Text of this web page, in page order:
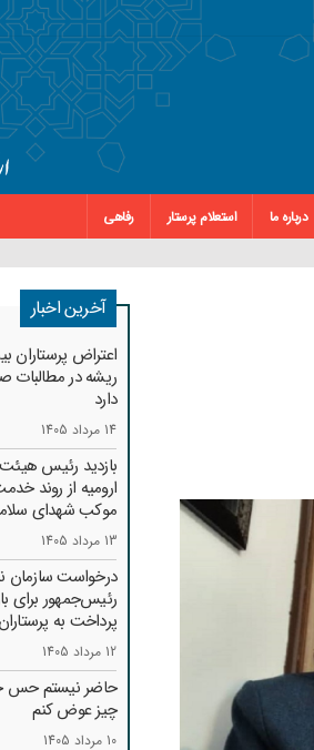
درباره ما استعلام پرستار
رفاهی
آخرین اخبار
اعتراض
ریشه در مطالبات
دارد
14 مرداد 1405
بازدید رئیس
ارومیه از روند
موکب شهدای
13 مرداد 1405
درخواست سازمان
رئیس‌جمهور برای
پرداخت به
12 مرداد 1405
حاضر نیستم حس
چیز عوض کنم
10 مرداد 1405